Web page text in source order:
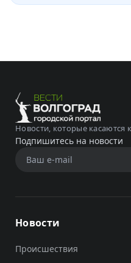
Новости, которые касаются
Подпишитесь на новости
Новости
Происшествия